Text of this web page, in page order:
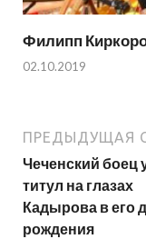
Филипп
02.10.2019
ПРЕДЫДУЩАЯ
Чеченский боец
титул на глазах
Кадырова в его
рождения